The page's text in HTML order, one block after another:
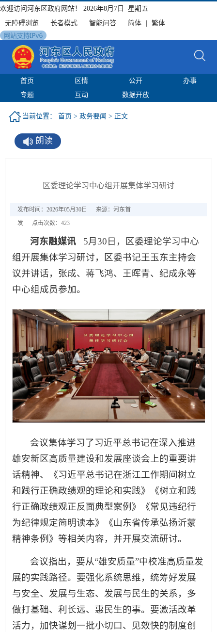
欢迎访问河东区政府网站！
2026年8月7日 星期五
无障碍浏览
长者模式 智能问答 简体 繁体
首页 区情 公开
办事
专题
互动 数据开放
当前位置： 首页 > 政务要闻 > 正文
朗读
区委理论学习中心组开展集体学习研讨
发布时间：2026年05月30日
来源：河东首
发
点击次数： 423
河东融媒讯
5月30日，区委理论学习中心
组开展集体学习研讨，区委书记王玉东主持会
议并讲话，张成、蒋飞鸿、王晖青、纪成永等
中心组成员参加。
会议集体学习了习近平总书记在深入推进
雄安新区高质量建设和发展座谈会上的重要讲
话精神、《习近平总书记在浙江工作期间树立
和践行正确政绩观的理论和实践》《树立和践
行正确政绩观正反面典型案例》《常见违纪行
为纪律规定简明读本》《山东省传承弘扬沂蒙
精神条例》等相关内容，并开展交流研讨。
会议指出，要从“雄安质量”中校准高质量发
展的实践路径。要强化系统思维，统筹好发展
与安全、发展与生态、发展与民生的关系，多
做打基础、利长远、惠民生的事。要激活改革
活力，加快谋划一批小切口、见效快的制度创